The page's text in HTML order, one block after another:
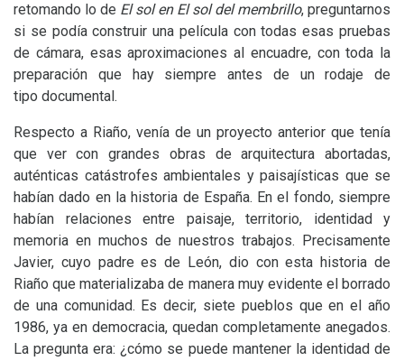
retomando lo de El sol en El sol del membrillo, preguntarnos
si se podía construir una película con todas esas pruebas
de cámara, esas aproximaciones al encuadre, con toda la
preparación que hay siempre antes de un rodaje de
tipo documental.
Respecto a Riaño, venía de un proyecto anterior que tenía
que ver con grandes obras de arquitectura abortadas,
auténticas catástrofes ambientales y paisajísticas que se
habían dado en la historia de España. En el fondo, siempre
habían relaciones entre paisaje, territorio, identidad y
memoria en muchos de nuestros trabajos. Precisamente
Javier, cuyo padre es de León, dio con esta historia de
Riaño que materializaba de manera muy evidente el borrado
de una comunidad. Es decir, siete pueblos que en el año
1986, ya en democracia, quedan completamente anegados.
La pregunta era: ¿cómo se puede mantener la identidad de